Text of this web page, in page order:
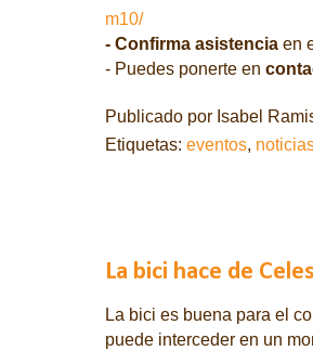
m10/
- Confirma asistencia en
- Puedes ponerte en
Publicado por Isabel
Etiquetas: eventos,
La bici hace de
La bici es buena para el
puede interceder en un